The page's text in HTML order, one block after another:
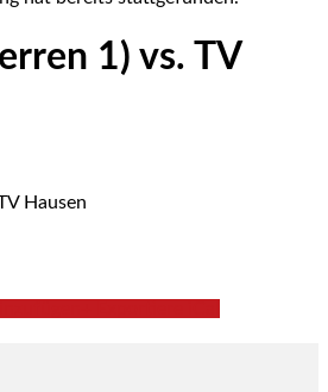
1) vs. TV
Hausen